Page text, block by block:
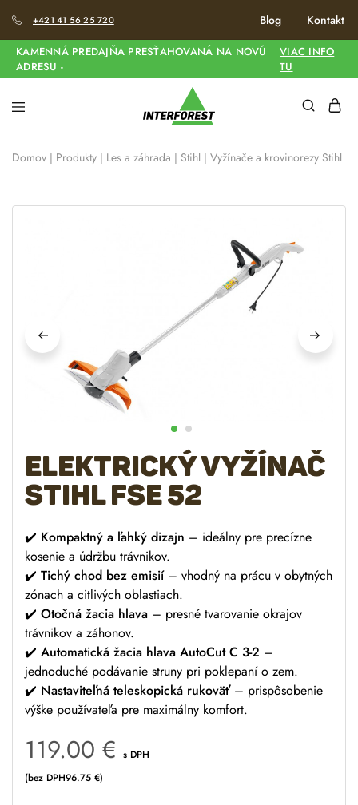
+421 41 56 25 720 Blog Kontakt
KAMENNÁ PREDAJŇA PRESŤAHOVANÁ NA NOVÚ
ADRESU -
VIAC INFO
TU
Domov | Produkty | Les a záhrada | Stihl | Vyžínače a krovinorezy Stihl
Elektrický vyžínač
STIHL FSE 52
✔️ Kompaktný a ľahký dizajn – ideálny pre precízne
kosenie a údržbu trávnikov.
✔️ Tichý chod bez emisií– vhodný na prácu v obytných
zónach a citlivých oblastiach.
✔️ Otočná žacia hlava – presné tvarovanie okrajov
trávnikov a záhonov.
✔️ Automatická žacia hlava AutoCut C 3-2 –
jednoduché podávanie struny pri poklepaní o zem.
✔️ Nastaviteľná teleskopická rukoväť– prispôsobenie
výške používateľa pre maximálny komfort.
119.00 € s DPH
(bez DPH96.75 €)